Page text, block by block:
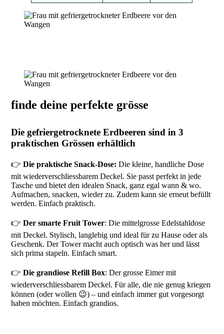
finde deine perfekte grösse
Die gefriergetrocknete Erdbeeren sind in 3
praktischen Grössen erhältlich
👉Die praktische Snack-Dose:Die kleine, handliche Dose
mit wiederverschliessbarem Deckel. Sie passt perfekt in jede
Tasche und bietet den idealen Snack, ganz egal wann & wo.
Aufmachen, snacken, wieder zu. Zudem kann sie erneut befüllt
werden. Einfach praktisch.
👉Der smarte Fruit Tower: Die mittelgrosse Edelstahldose
mit Deckel. Stylisch, langlebig und ideal für zu Hause oder als
Geschenk. Der Tower macht auch optisch was her und lässt
sich prima stapeln. Einfach smart.
👉Die grandiose Refill Box: Der grosse Eimer mit
wiederverschliessbarem Deckel. Für alle, die nie genug kriegen
können (oder wollen 😉) – und einfach immer gut vorgesorgt
haben möchten. Einfach grandios.